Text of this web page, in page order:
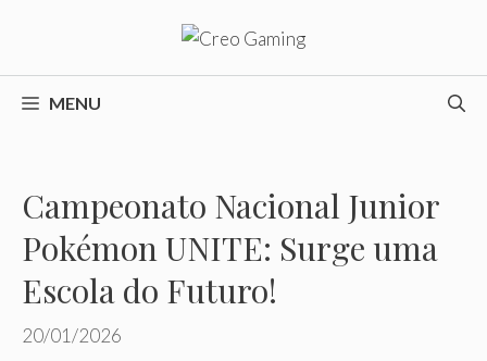
o
conteúdoMENU
Campeonato Nacional Junior
Pokémon UNITE: Surge uma
Escola do Futuro!
20/01/2026